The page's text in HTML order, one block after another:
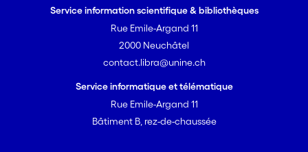
hospitalière se fonde désormais sur une
modélisation industrielle.
Après la vérification du postulat, la
thèse expose des questions de droit
que les liens contractuels qui se nouent
entre les différents protagonistes, les
fondements de la responsabilité civile
Service information scientifique & bibliothèques
Rue Emile-Argand 11
2000 Neuchâtel
contact.libra@unine.ch
Service informatique et télématique
Rue Emile-Argand 11
Bâtiment B, rez-de-chaussée